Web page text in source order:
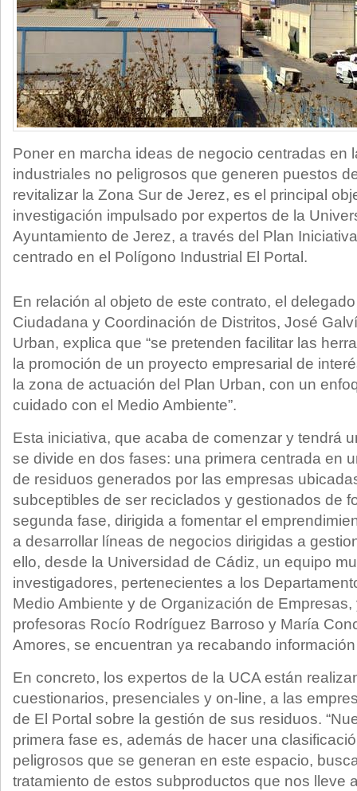
Poner en marcha ideas de negocio centradas en
industriales no peligrosos que generen puestos
revitalizar la Zona Sur de Jerez, es el principal
investigación impulsado por expertos de la
Ayuntamiento de Jerez, a través del Plan
centrado en el Polígono Industrial El Portal.
En relación al objeto de este contrato, el
Ciudadana y Coordinación de Distritos, José
Urban, explica que “se pretenden facilitar las
la promoción de un proyecto empresarial de
la zona de actuación del Plan Urban, con un
cuidado con el Medio Ambiente”.
Esta iniciativa, que acaba de comenzar y tendrá
se divide en dos fases: una primera centrada en
de residuos generados por las empresas
subceptibles de ser reciclados y gestionados de
segunda fase, dirigida a fomentar el
a desarrollar líneas de negocios dirigidas a
ello, desde la Universidad de Cádiz, un equipo
investigadores, pertenecientes a los
Medio Ambiente y de Organización de
profesoras Rocío Rodríguez Barroso y María
Amores, se encuentran ya recabando
En concreto, los expertos de la UCA están
cuestionarios, presenciales y on-line, a las
de El Portal sobre la gestión de sus residuos.
primera fase es, además de hacer una
peligrosos que se generan en este espacio,
tratamiento de estos subproductos que nos lleve